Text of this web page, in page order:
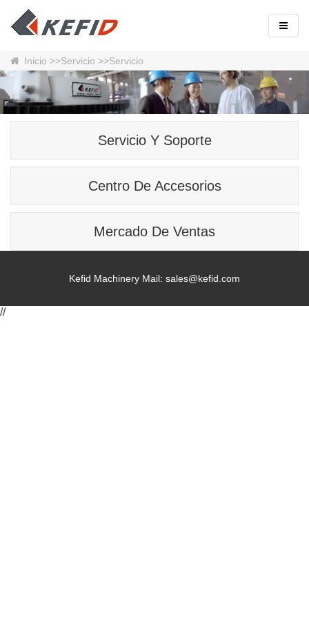
Inicio >>Servicio >>Servicio
Servicio Y Soporte
Centro De Accesorios
Mercado De Ventas
Kefid Machinery Mail: sales@kefid.com
//